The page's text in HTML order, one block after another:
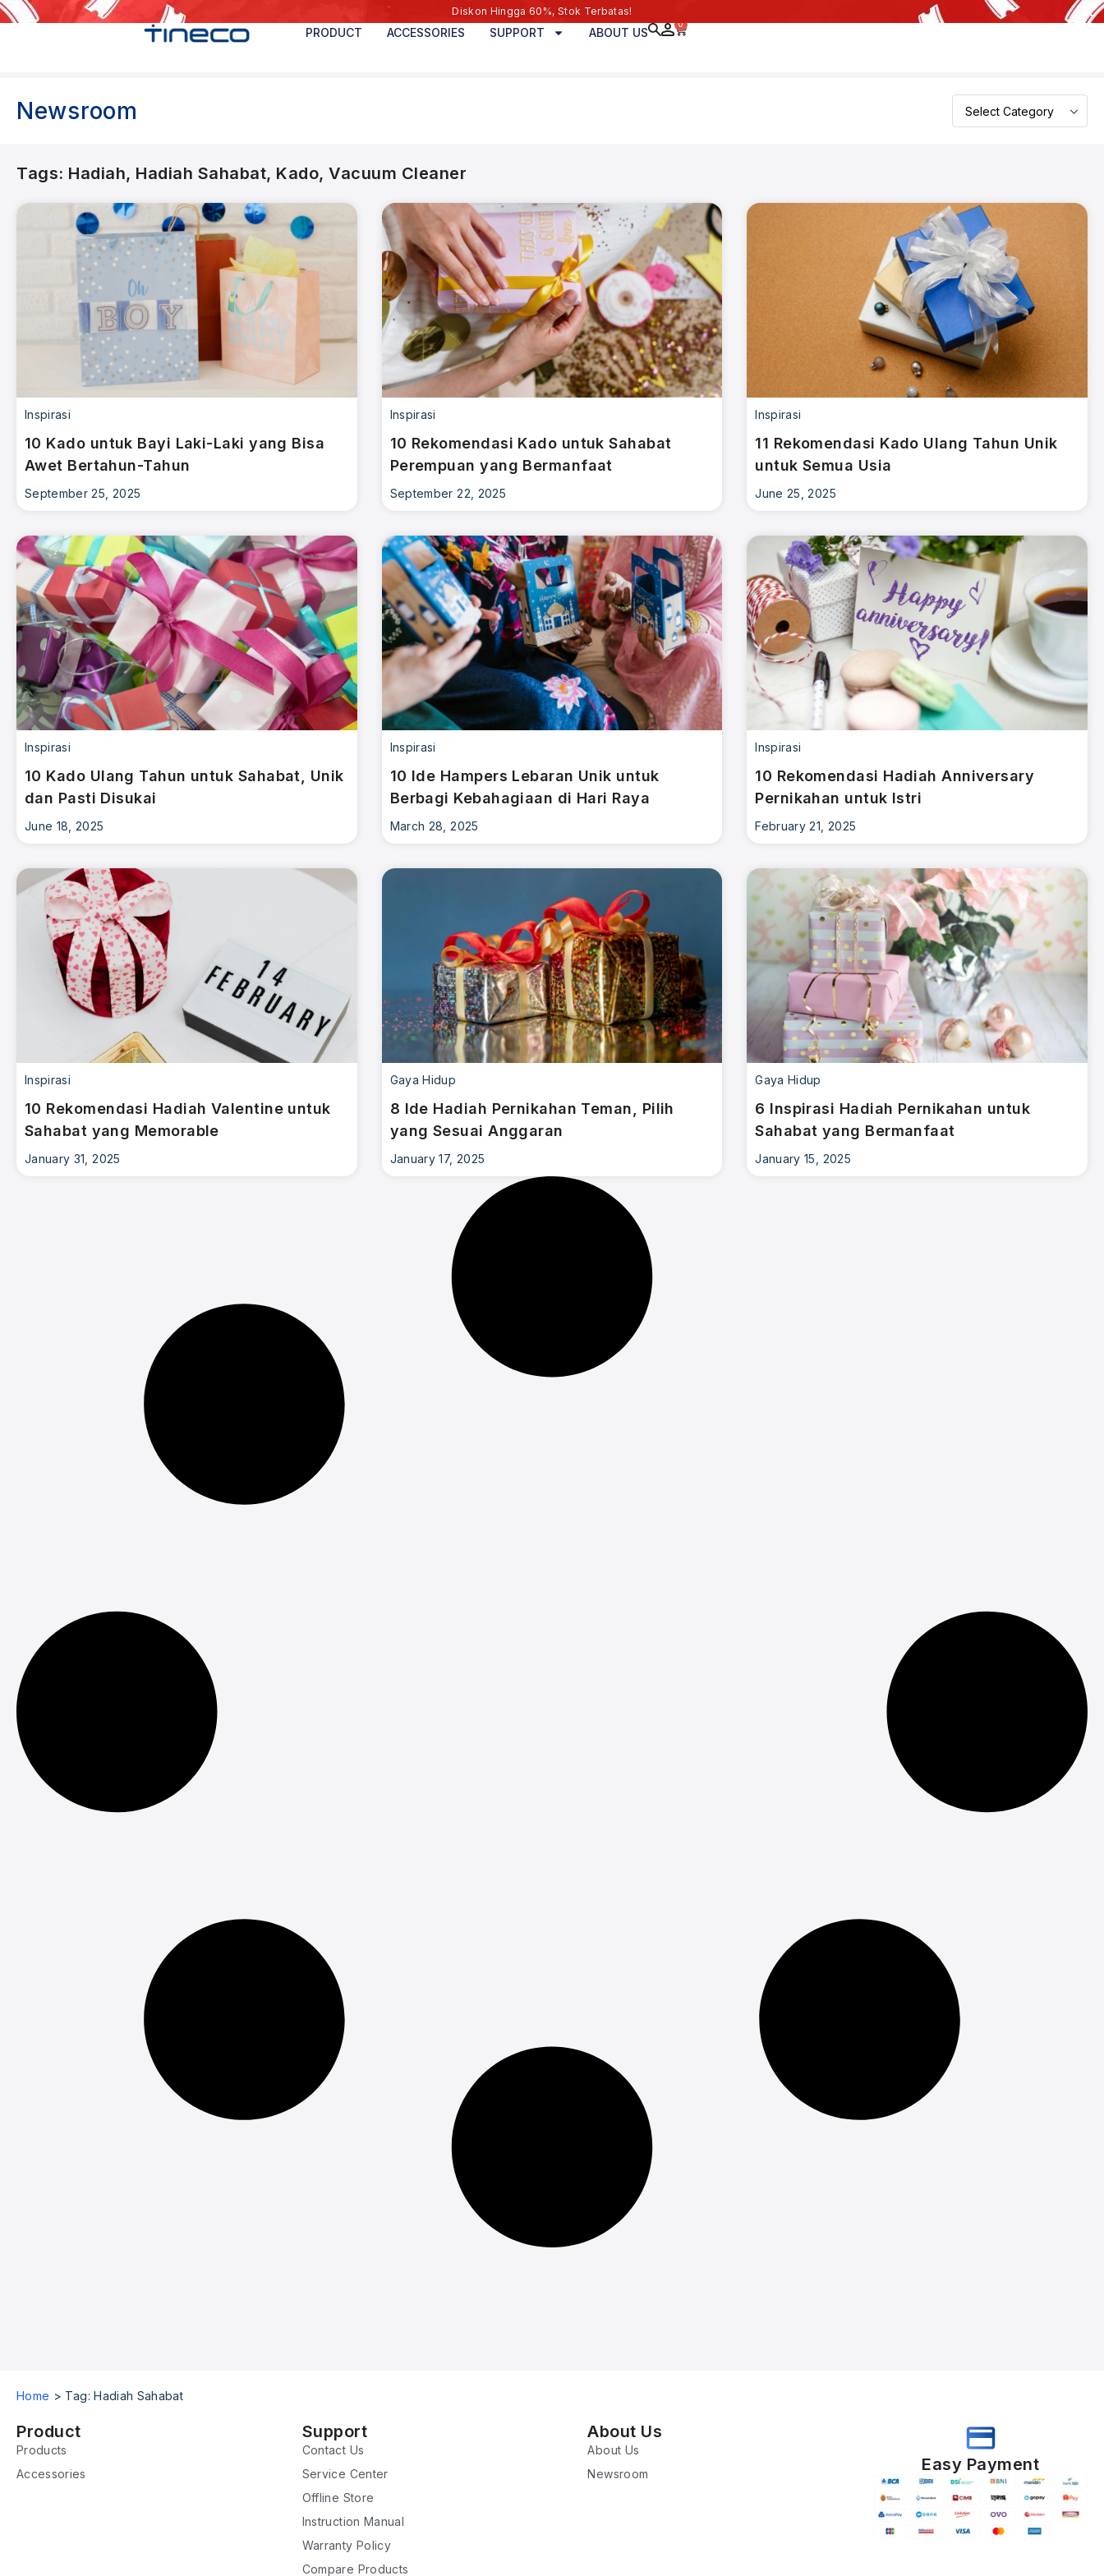
Diskon Hingga 60%, Stok Terbatas!
PRODUCT ACCESSORIES SUPPORT ABOUT US
0
Newsroom
Tags: Hadiah, Hadiah Sahabat, Kado, Vacuum Cleaner
Inspirasi
10 Kado untuk Bayi Laki-Laki yang Bisa
Awet Bertahun-Tahun
September 25, 2025
Inspirasi
10 Rekomendasi Kado untuk Sahabat
Perempuan yang Bermanfaat
September 22, 2025
Inspirasi
11 Rekomendasi Kado Ulang Tahun Unik
untuk Semua Usia
June 25, 2025
Inspirasi
10 Kado Ulang Tahun untuk Sahabat, Unik
dan Pasti Disukai
June 18, 2025
Inspirasi
10 Ide Hampers Lebaran Unik untuk
Berbagi Kebahagiaan di Hari Raya
March 28, 2025
Inspirasi
10 Rekomendasi Hadiah Anniversary
Pernikahan untuk Istri
February 21, 2025
Inspirasi
10 Rekomendasi Hadiah Valentine untuk
Sahabat yang Memorable
January 31, 2025
Gaya Hidup
8 Ide Hadiah Pernikahan Teman, Pilih
yang Sesuai Anggaran
January 17, 2025
Gaya Hidup
6 Inspirasi Hadiah Pernikahan untuk
Sahabat yang Bermanfaat
January 15, 2025
Home > Tag: Hadiah Sahabat
Product
Products
Accessories
Support
Contact Us
Service Center
Offline Store
Instruction Manual
Warranty Policy
Compare Products
About Us
About Us
Newsroom
Easy Payment